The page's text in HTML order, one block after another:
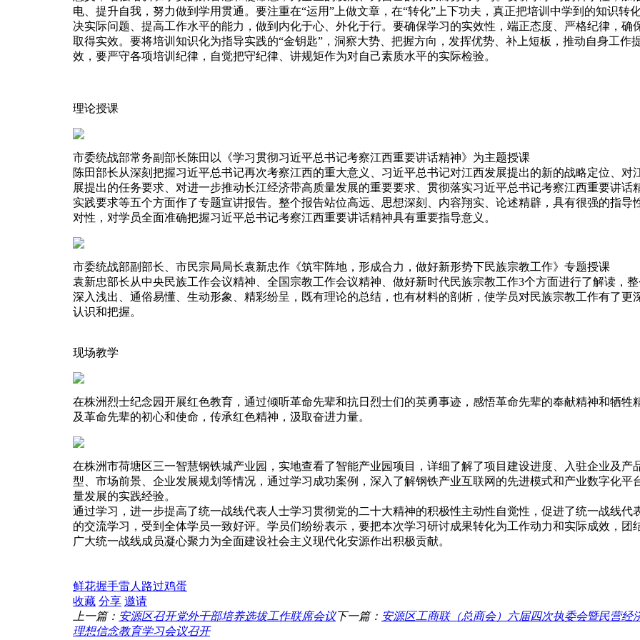
电、提升自我，努力做到学用贯通。要注重在“运用”上做文章，在“转化”上下功夫，真正把培训中学到的知识转
决实际问题、提高工作水平的能力，做到内化于心、外化于行。要确保学习的实效性，端正态度、严格纪律，确
取得实效。要将培训知识化为指导实践的“金钥匙”，洞察大势、把握方向，发挥优势、补上短板，推动自身工作
效，要严守各项培训纪律，自觉把守纪律、讲规矩作为对自己素质水平的实际检验。
理论授课
市委统战部常务副部长陈田以《学习贯彻习近平总书记考察江西重要讲话精神》为主题授课
陈田部长从深刻把握习近平总书记再次考察江西的重大意义、习近平总书记对江西发展提出的新的战略定位、对
展提出的任务要求、对进一步推动长江经济带高质量发展的重要要求、贯彻落实习近平总书记考察江西重要讲话
实践要求等五个方面作了专题宣讲报告。整个报告站位高远、思想深刻、内容翔实、论述精辟，具有很强的指导
对性，对学员全面准确把握习近平总书记考察江西重要讲话精神具有重要指导意义。
市委统战部副部长、市民宗局局长袁新忠作《筑牢阵地，形成合力，做好新形势下民族宗教工作》专题授课
袁新忠部长从中央民族工作会议精神、全国宗教工作会议精神、做好新时代民族宗教工作3个方面进行了解读，
深入浅出、通俗易懂、生动形象、精彩纷呈，既有理论的总结，也有材料的剖析，使学员对民族宗教工作有了更
认识和把握。
现场教学
在株洲烈士纪念园开展红色教育，通过倾听革命先辈和抗日烈士们的英勇事迹，感悟革命先辈的奉献精神和牺牲
及革命先辈的初心和使命，传承红色精神，汲取奋进力量。
在株洲市荷塘区三一智慧钢铁城产业园，实地查看了智能产业园项目，详细了解了项目建设进度、入驻企业及产
型、市场前景、企业发展规划等情况，通过学习成功案例，深入了解钢铁产业互联网的先进模式和产业数字化平
量发展的实践经验。
通过学习，进一步提高了统一战线代表人士学习贯彻党的二十大精神的积极性主动性自觉性，促进了统一战线代
的交流学习，受到全体学员一致好评。学员们纷纷表示，要把本次学习研讨成果转化为工作动力和实际成效，团
广大统一战线成员凝心聚力为全面建设社会主义现代化安源作出积极贡献。
鲜花握手雷人 路过鸡蛋
收藏 分享 邀请
上一篇： 安源区召开党外干部培养选拔工作联席会议下一篇： 安源区工商联（总商会）六届四次执委会暨民营经
理想信念教育学习会议召开